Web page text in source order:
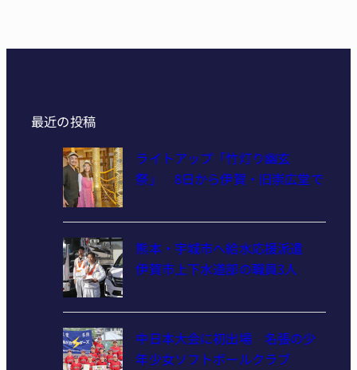
最近の投稿
ライトアップ「竹灯り幽玄
祭」 8日から伊賀・旧崇広堂で
熊本・宇城市へ給水応援派遣
伊賀市上下水道部の職員3人
中日本大会に初出場 名張の少
年少女ソフトボールクラブ